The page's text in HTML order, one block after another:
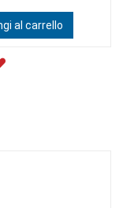
al carrello